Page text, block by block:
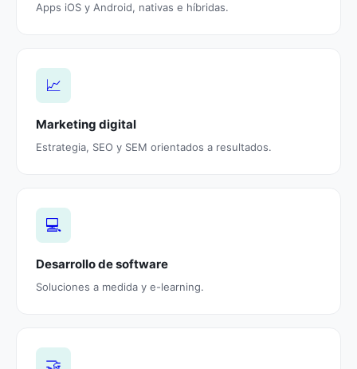
Apps iOS y Android, nativas e híbridas.
📈
Marketing digital
Estrategia, SEO y SEM orientados a resultados.
💻
Desarrollo de software
Soluciones a medida y e-learning.